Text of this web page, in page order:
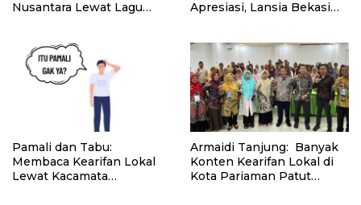
Nusantara Lewat Lagu
Apresiasi, Lansia Bekasi
Pamali dan Tabu:
Membaca Kearifan Lokal
Lewat Kacamata
Armaidi Tanjung: Banyak
Konten Kearifan Lokal di
Kota Pariaman Patut